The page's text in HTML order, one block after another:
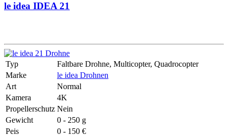
le idea IDEA 21
Typ
Faltbare Drohne, Multicopter, Quadrocopter
Marke
le idea Drohnen
Art
Normal
Kamera
4K
Propellerschutz Nein
Gewicht
0 - 250 g
Peis
0 - 150 €